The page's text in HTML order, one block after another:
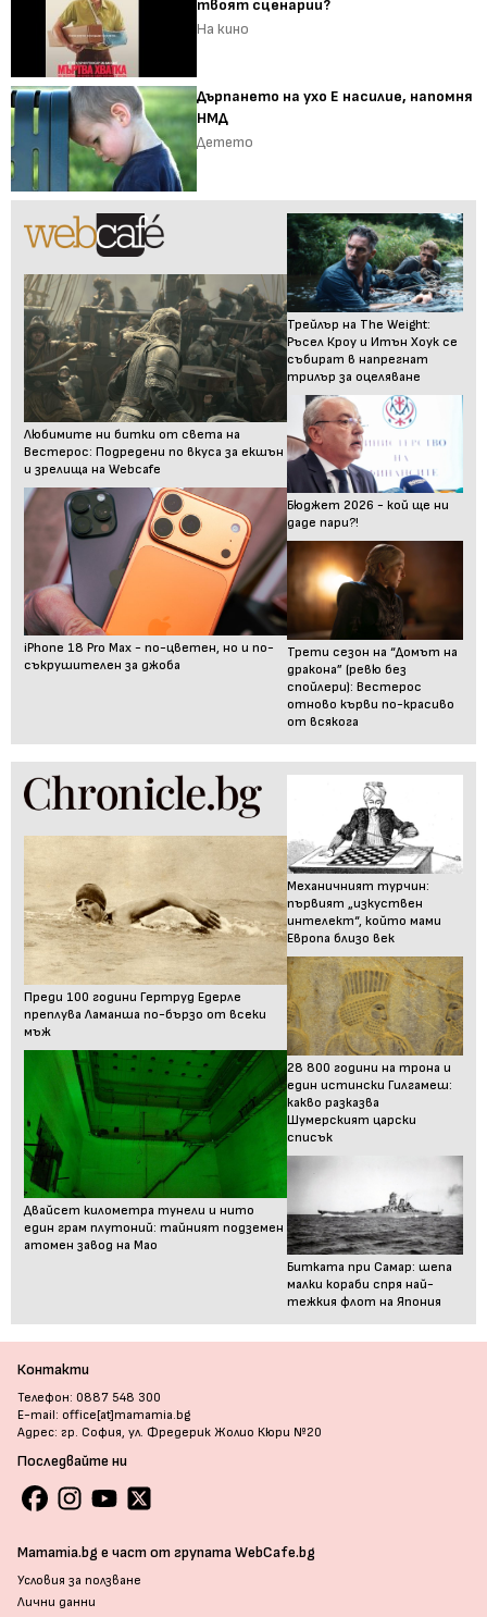
твоят сценарии?
На кино
Дърпането на ухо Е насилие, напомня
НМД
Детето
Любимите ни битки от света на
Вестерос: Подредени по вкуса за екшън
и зрелища на Webcafe
iPhone 18 Pro Max - по-цветен, но и по-
съкрушителен за джоба
Трейлър на The Weight:
Ръсел Кроу и Итън Хоук се
събират в напрегнат
трилър за оцеляване
Бюджет 2026 - кой ще ни
даде пари?!
Трети сезон на “Домът на
дракона” (ревю без
спойлери): Вестерос
отново кърви по-красиво
от всякога
Преди 100 години Гертруд Едерле
преплува Ламанша по-бързо от всеки
мъж
Двайсет километра тунели и нито
един грам плутоний: тайният подземен
атомен завод на Мао
Механичният турчин:
първият „изкуствен
интелект“, който мами
Европа близо век
28 800 години на трона и
един истински Гилгамеш:
какво разказва
Шумерският царски
списък
Битката при Самар: шепа
малки кораби спря най-
тежкия флот на Япония
Контакти
Телефон: 0887 548 300
E-mail: office[at]mamamia.bg
Адрес: гр. София, ул. Фредерик Жолио Кюри №20
Последвайте ни
Mamamia.bg е част от групата WebCafe.bg
Условия за ползване
Лични данни